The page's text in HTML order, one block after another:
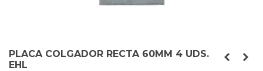
PLACA COLGADOR RECTA 60MM 4 UDS.
EHL